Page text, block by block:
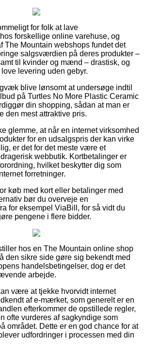
for folk at lave
forskellige online varehuse, og
The Mountain webshops fundet det
salgsværdien på deres produkter –
til kvinder og mænd – drastisk, og
levering uden gebyr.
blive lønsomt at undersøge indtil
på Turtles No More Plastic Ceramic
din shopping, sådan at man er
den mest attraktive pris.
glemme, at når en internet virksomhed
for en udsalgspris der kan virke
er det for det meste være et
webbutik. Kortbetalinger er
hvilket beskytter dig som
forretninger.
køb med kort eller betalinger med
bør du overveje en
for eksempel ViaBill, for så vidt du
pengene i flere bidder.
hos en The Mountain online shop
den sikre side gøre sig bekendt med
handelsbetingelser, dog er det
arbejde.
være at tjekke hvorvidt internet
af e-mærket, som generelt er en
efterkommer de opstillede regler,
ofte vurderes af sagkyndige som
området. Dette er en god chance for at
udfordringer i processen med din